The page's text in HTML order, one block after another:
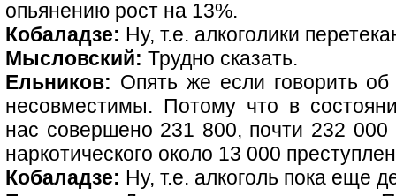
опьянению рост на 13%.
Кобаладзе: Ну, т.е. алкоголики
Мысловский: Трудно сказать.
Ельников: Опять же если говорить
несовместимы. Потому что в
нас совершено 231 800, почти 232 000
наркотического около 13 000
Кобаладзе: Ну, т.е. алкоголь пока еще